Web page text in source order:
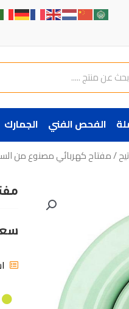
الفحص الفني الجمارك
/ مفتاح كهربائي مصنوع من